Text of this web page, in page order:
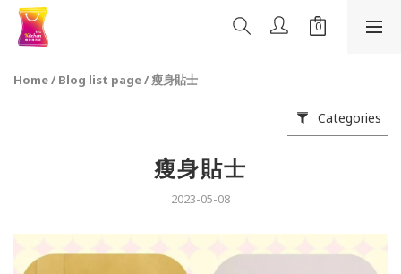
Home/ Blog list page/瘦身貼士
Categories
瘦身貼士
2023-05-08